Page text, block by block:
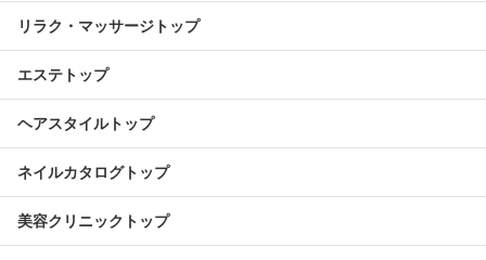
リラク・マッサージトップ
エステトップ
ヘアスタイルトップ
ネイルカタログトップ
美容クリニックトップ